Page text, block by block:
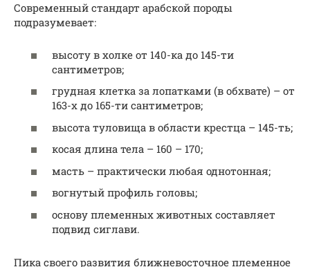
Современный стандарт арабской породы
подразумевает:
высоту в холке от 140-ка до 145-ти
сантиметров;
грудная клетка за лопатками (в обхвате) – от
163-х до 165-ти сантиметров;
высота туловища в области крестца – 145-ть;
косая длина тела – 160 – 170;
масть – практически любая однотонная;
вогнутый профиль головы;
основу племенных животных составляет
подвид сиглави.
Пика своего развития ближневосточное племенное